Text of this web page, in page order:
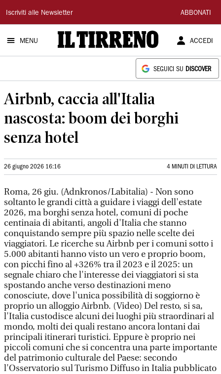
Il
Tirreno
Iscriviti alle Newsletter ABBONATI
MENU ACCEDI
SEGUICI SU DISCOVER
Airbnb, caccia all'Italia
nascosta: boom dei borghi
senza hotel
26 giugno 2026 16:16 4 MINUTI DI LETTURA
Roma, 26 giu. (Adnkronos/Labitalia) - Non sono
soltanto le grandi città a guidare i viaggi dell'estate
2026, ma borghi senza hotel, comuni di poche
centinaia di abitanti, angoli d'Italia che stanno
conquistando sempre più spazio nelle scelte dei
viaggiatori. Le ricerche su Airbnb per i comuni sotto i
5.000 abitanti hanno visto un vero e proprio boom,
con picchi fino al +326% tra il 2023 e il 2025: un
segnale chiaro che l'interesse dei viaggiatori si sta
spostando anche verso destinazioni meno
conosciute, dove l'unica possibilità di soggiorno è
proprio un alloggio Airbnb. (Video) Del resto, si sa,
l'Italia custodisce alcuni dei luoghi più straordinari al
mondo, molti dei quali restano ancora lontani dai
principali itinerari turistici. Eppure è proprio nei
piccoli comuni che si concentra una parte importante
del patrimonio culturale del Paese: secondo
l'Osservatorio sul Turismo Diffuso in Italia pubblicato